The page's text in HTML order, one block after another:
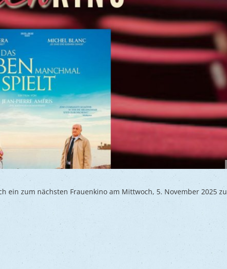
ein zum nächsten Frauenkino am Mittwoch, 5. November 2025 zu